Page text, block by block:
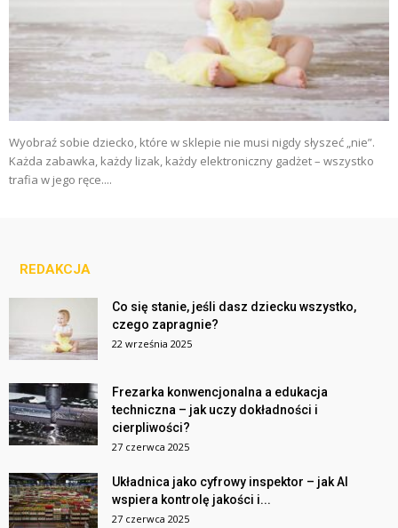
Wyobraź sobie dziecko, które w sklepie nie musi nigdy słyszeć „nie”.
Każda zabawka, każdy lizak, każdy elektroniczny gadżet – wszystko
trafia w jego ręce....
REDAKCJA
Co się stanie, jeśli dasz dziecku wszystko,
czego zapragnie?
22 września 2025
Frezarka konwencjonalna a edukacja
techniczna – jak uczy dokładności i
cierpliwości?
27 czerwca 2025
Układnica jako cyfrowy inspektor – jak AI
wspiera kontrolę jakości i...
27 czerwca 2025